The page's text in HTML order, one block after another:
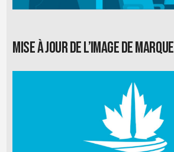
Mise à jour de l’image de marque